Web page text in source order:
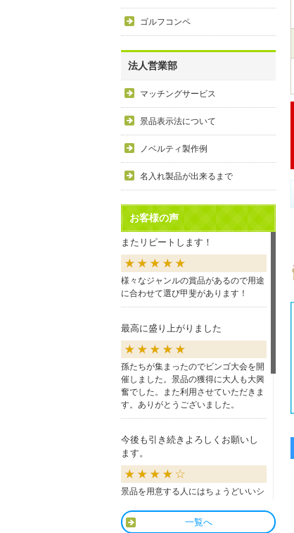
ゴルフコンペ
法人営業部
マッチングサービス
景品表示法について
ノベルティ製作例
名入れ製品が出来るまで
お客様の声
またリピートします！
様々なジャンルの賞品があるので用途
に合わせて選び甲斐があります！
最高に盛り上がりました
孫たちが集まったのでビンゴ大会を開
催しました。景品の獲得に大人も大興
奮でした。また利用させていただきま
す。ありがとうございました。
今後も引き続きよろしくお願いし
ます。
景品を用意する人にはちょうどいいシ
一覧へ